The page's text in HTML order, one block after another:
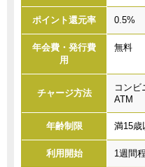
ポイント還元率 0.5%
年会費・発行費
用
無料
チャージ方法
コンビ
ATM
年齢制限 満15歳
利用開始 1週間